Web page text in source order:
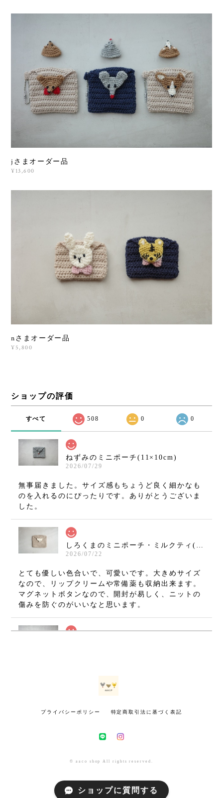
jさまオーダー品
¥13,600
nさまオーダー品
¥5,800
ショップの評価
すべて 508 0 0
ねずみのミニポーチ(11×10cm)
2026/07/29
無事届きました。サイズ感もちょうど良く細かなも
のを入れるのにぴったりです。ありがとうございま
した。
2026/07/22
とても優しい色合いで、可愛いです。大きめサイズ
なので、リップクリームや常備薬も収納出来ます。
マグネットボタンなので、開封が易しく、ニットの
傷みを防ぐのがいいなと思います。
す！ 大切に使いたいと思います。 ありがとうござ
2026/07/02
インスタで初めて拝見した時から、いつかお迎えし
さんをお迎えできて幸せです！！ 小さいのにとても
丁寧に作られていて感動しました！！ 包装も素敵
プライバシーポリシー 特定商取引法に基づく表記
© aaco shop All rights reserved.
ショップに質問する